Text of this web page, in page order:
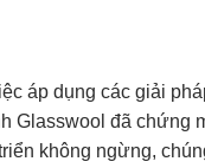
áp dụng các giải
Glasswool đã chứng
không ngừng,